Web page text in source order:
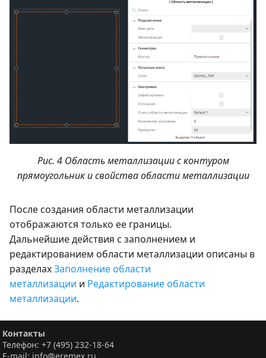
Рис. 4 Область металлизации с контуром
прямоугольник и свойства области металлизации
После создания области металлизации
отображаются только ее границы.
Дальнейшие действия с заполнением и
редактированием области металлизации описаны в
разделахЗаполнение области
металлизации и Редактирование области
металлизации.
Контакты
Телефон: +7 (495) 232-18-64
E-mail: info@eremex.ru